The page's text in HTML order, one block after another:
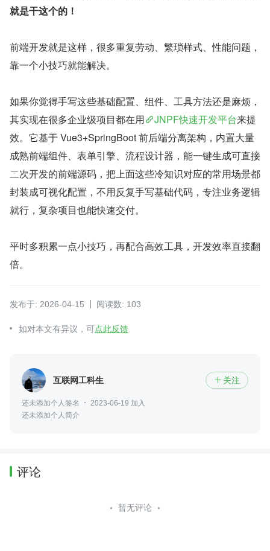
就是干这个的！
前端开发就是这样，很多重复劳动、繁琐样式、性能问题，
靠一个小技巧就能解决。
如果你觉得手写这些基础配置、组件、工具方法还是麻烦，
其实现在很多企业级项目都在用
JNPF快速开发平台来提
效。它基于 Vue3+SpringBoot 前后端分离架构，内置大量
成熟前端组件、表单引擎、流程设计器，能一键生成可直接
二次开发的前端源码，把上面这些冷知识对应的常用场景都
封装成可视化配置，不用反复手写基础代码，专注业务逻辑
就行，复杂项目也能快速交付。
平时多积累一点小技巧，再配合高效工具，开发效率直接翻
倍。
发布于: 2026-04-15 阅读数: 103
如对本文有异议，可点此反馈
互联网工科生  关注
还未添加个人签名
2023-06-19 加入
还未添加个人简介
评论
暂无评论